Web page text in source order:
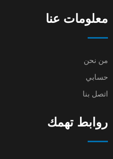
معلومات عنا
من نحن
حسابي
اتصل بنا
روابط تهمك